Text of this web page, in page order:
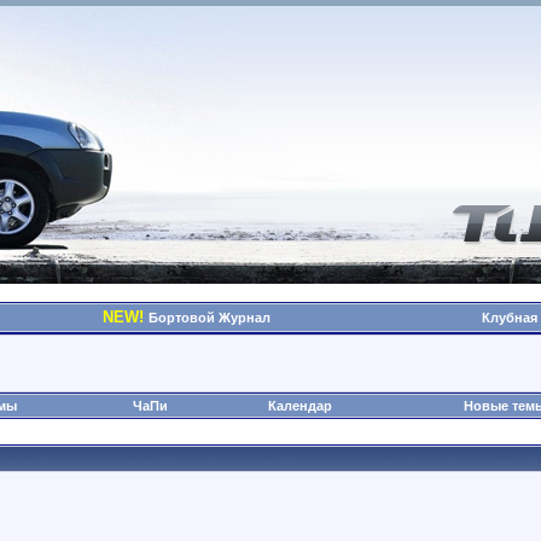
NEW! Бортовой Журнал
ЧаПи Календар Новые